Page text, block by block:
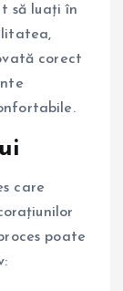
să luați în
corect
care
poate